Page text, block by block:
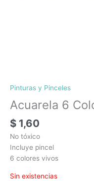
Pinturas y Pinceles
Acuarela 6
$ 1,60
No tóxico
Incluye pincel
6 colores vivos
Sin existencias